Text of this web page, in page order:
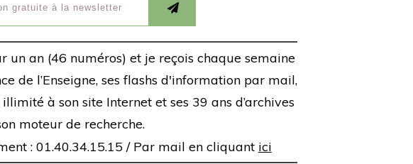
un an (46 numéros) et je reçois chaque semaine
de l’Enseigne, ses flashs d'information par mail,
illimité à son site Internet et ses 39 ans d’archives
moteur de recherche.
: 01.40.34.15.15 / Par mail en cliquant ici